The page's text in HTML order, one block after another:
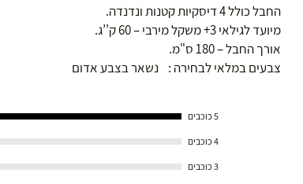
החבל כולל 4 דיסקיות קטנות ונדנדה.
מיועד לגילאי 3+ משקל מירבי – 60 ק’’ג.
אורך החבל – 180 ס"מ.
צבעים במלאי לבחירה : נשאר בצבע אדום
5 כוכבים
4 כוכבים
3 כוכבים